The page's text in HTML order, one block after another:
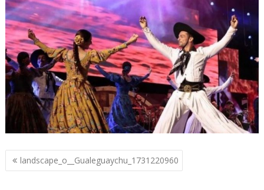
Navegación
de
landscape_o__Gualeguaychu_1731220960